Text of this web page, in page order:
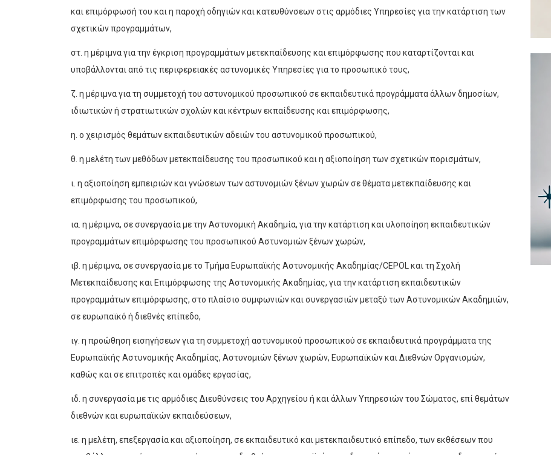
και επιμόρφωσή του και η παροχή οδηγιών και κατευθύνσεων στις αρμόδιες Υπηρεσίες για την κατάρτιση των
σχετικών προγραμμάτων,
στ. η μέριμνα για την έγκριση προγραμμάτων μετεκπαίδευσης και επιμόρφωσης που καταρτίζονται και
υποβάλλονται από τις περιφερειακές αστυνομικές Υπηρεσίες για το προσωπικό τους,
ζ. η μέριμνα για τη συμμετοχή του αστυνομικού προσωπικού σε εκπαιδευτικά προγράμματα άλλων δημοσίων,
ιδιωτικών ή στρατιωτικών σχολών και κέντρων εκπαίδευσης και επιμόρφωσης,
η. ο χειρισμός θεμάτων εκπαιδευτικών αδειών του αστυνομικού προσωπικού,
θ. η μελέτη των μεθόδων μετεκπαίδευσης του προσωπικού και η αξιοποίηση των σχετικών πορισμάτων,
ι. η αξιοποίηση εμπειριών και γνώσεων των αστυνομιών ξένων χωρών σε θέματα μετεκπαίδευσης και
επιμόρφωσης του προσωπικού,
ια. η μέριμνα, σε συνεργασία με την Αστυνομική Ακαδημία, για την κατάρτιση και υλοποίηση εκπαιδευτικών
προγραμμάτων επιμόρφωσης του προσωπικού Αστυνομιών ξένων χωρών,
ιβ. η μέριμνα, σε συνεργασία με το Τμήμα Ευρωπαϊκής Αστυνομικής Ακαδημίας/CEPOL και τη Σχολή
Μετεκπαίδευσης και Επιμόρφωσης της Αστυνομικής Ακαδημίας, για την κατάρτιση εκπαιδευτικών
προγραμμάτων επιμόρφωσης, στο πλαίσιο συμφωνιών και συνεργασιών μεταξύ των Αστυνομικών Ακαδημιών,
σε ευρωπαϊκό ή διεθνές επίπεδο,
ιγ. η προώθηση εισηγήσεων για τη συμμετοχή αστυνομικού προσωπικού σε εκπαιδευτικά προγράμματα της
Ευρωπαϊκής Αστυνομικής Ακαδημίας, Αστυνομιών ξένων χωρών, Ευρωπαϊκών και Διεθνών Οργανισμών,
καθώς και σε επιτροπές και ομάδες εργασίας,
ιδ. η συνεργασία με τις αρμόδιες Διευθύνσεις του Αρχηγείου ή και άλλων Υπηρεσιών του Σώματος, επί θεμάτων
διεθνών και ευρωπαϊκών εκπαιδεύσεων,
ιε. η μελέτη, επεξεργασία και αξιοποίηση, σε εκπαιδευτικό και μετεκπαιδευτικό επίπεδο, των εκθέσεων που